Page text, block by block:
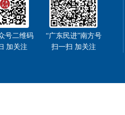
“广东民进”南方号
扫一扫 加关注
号二维码
加关注